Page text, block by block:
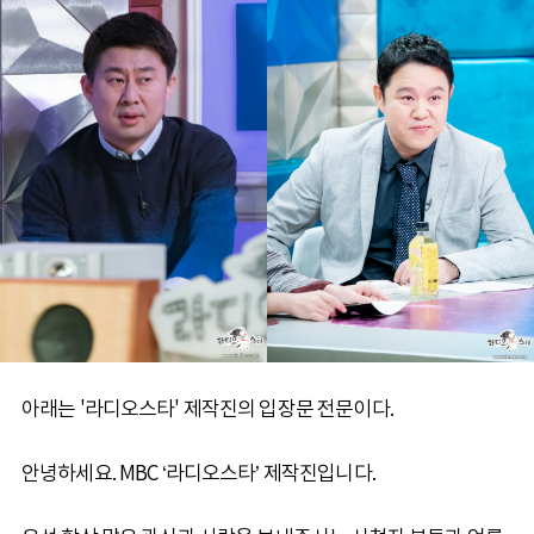
아래는 '라디오스타' 제작진의 입장문 전문이다.
안녕하세요. MBC ‘라디오스타’ 제작진입니다.